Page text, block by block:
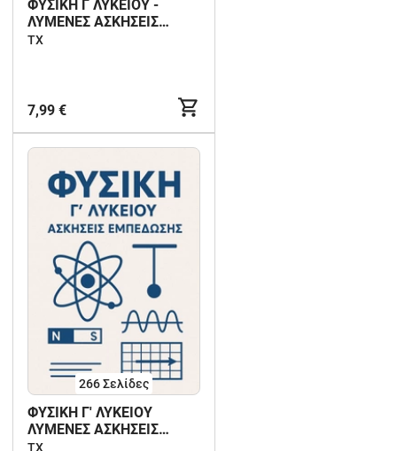
ΦΥΣΙΚΗ Γ ΛΥΚΕΙΟΥ -
ΛΥΜΕΝΕΣ ΑΣΚΗΣΕΙΣ
ΤΕΛΙΚΗΣ ΕΠΑΝΑΛΗΨΗΣ
ΤX
7,99 €
266Σελίδες
ΦΥΣΙΚΗ Γ' ΛΥΚΕΙΟΥ
ΛΥΜΕΝΕΣ ΑΣΚΗΣΕΙΣ
ΕΜΠΕΔΩΣΗΣ
ΤX